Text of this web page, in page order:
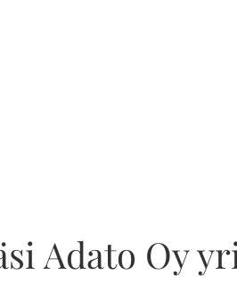
Adato Oy